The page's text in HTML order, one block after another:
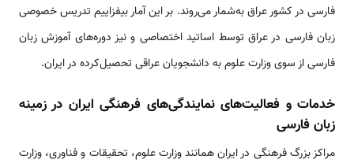
فارسی در کشور عراق به‌شمار می‌روند. بر این آمار بیفزاییم تدریس خصوصی
زبان فارسی در عراق توسط اساتید اختصاصی و نیز دوره‌های آموزش زبان
فارسی از سوی وزارت علوم به دانشجویان عراقی تحصیل‌کرده در ایران.
خدمات و فعالیت‌های نمایندگی‌های فرهنگی ایران در زمینه
زبان فارسی
مراکز بزرگ فرهنگی در ایران همانند وزارت علوم، تحقیقات و فناوری، وزارت